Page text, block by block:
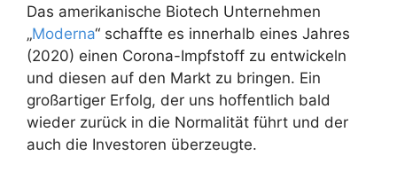
Das amerikanische Biotech Unternehmen
„Moderna“ schaffte es innerhalb eines Jahres
(2020) einen Corona-Impfstoff zu entwickeln
und diesen auf den Markt zu bringen. Ein
großartiger Erfolg, der uns hoffentlich bald
wieder zurück in die Normalität führt und der
auch die Investoren überzeugte.